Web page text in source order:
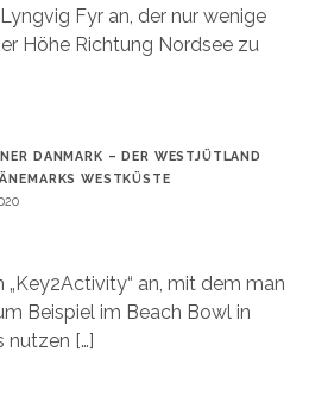
Fyr an, der nur wenige
Höhe Richtung Nordsee zu
DANMARK – DER WESTJÜTLAND
WESTKÜSTE
„Key2Activity“ an, mit dem man
Beispiel im Beach Bowl in
nutzen […]